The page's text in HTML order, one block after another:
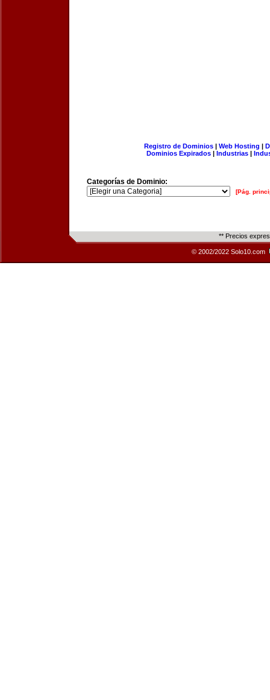
Registro de Dominios| Web Hosting |
Dominios Expirados | Industrias |
Categorías de Dominio:
[Pág.
** Precios
© 2002/2022 Solo10.com